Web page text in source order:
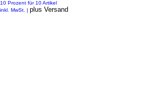
10 Prozent für 10 Artikel
inkl. MwSt. | plus Versand